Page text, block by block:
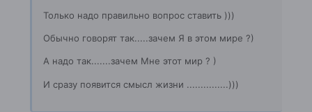
Только надо правильно вопрос ставить )))
Обычно говорят так.....зачем Я в этом мире ?)
А надо так.......зачем Мне этот мир ? )
И сразу появится смысл жизни ...............)))